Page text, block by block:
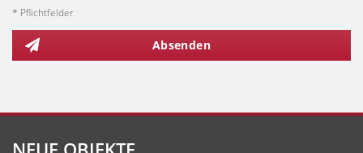
* Pflichtfelder
Absenden